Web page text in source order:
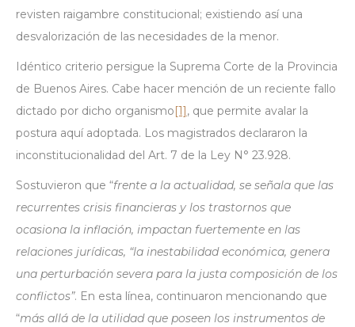
revisten raigambre constitucional; existiendo así una
desvalorización de las necesidades de la menor.
Idéntico criterio persigue la Suprema Corte de la Provincia
de Buenos Aires. Cabe hacer mención de un reciente fallo
dictado por dicho organismo[1], que permite avalar la
postura aquí adoptada. Los magistrados declararon la
inconstitucionalidad del Art. 7 de la Ley N° 23.928.
Sostuvieron que “frente a la actualidad, se señala que las
recurrentes crisis financieras y los trastornos que
ocasiona la inflación, impactan fuertemente en las
relaciones jurídicas, “la inestabilidad económica, genera
una perturbación severa para la justa composición de los
conflictos”. En esta línea, continuaron mencionando que
“más allá de la utilidad que poseen los instrumentos de